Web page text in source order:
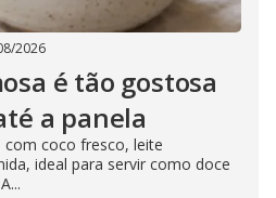
2026
é tão gostosa
a panela
com coco fresco, leite
ideal para servir como doce